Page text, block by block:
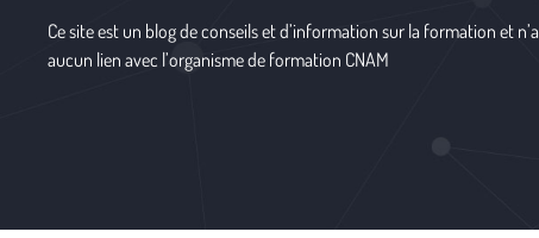
Ce site est un blog de conseils et d’information sur la formation et n’a
aucun lien avec l’organisme de formation CNAM